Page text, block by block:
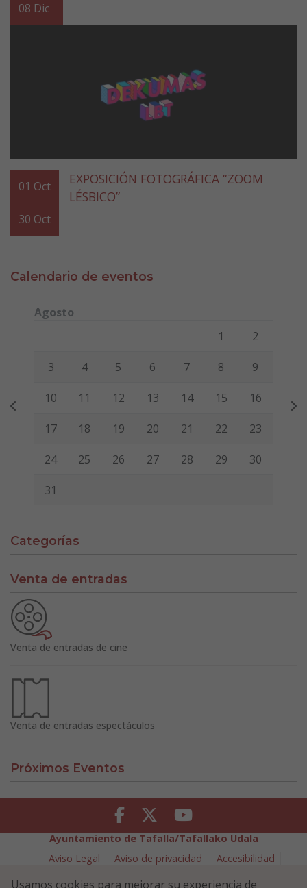
08 Dic
01 Oct
30 Oct
EXPOSICIÓN FOTOGRÁFICA “ZOOM
LÉSBICO”
Calendario de eventos
Agosto
Viernes Sábado
1 2
3 4 5 6 7 8 9
10 11 12 13 14 15 16
17 18 19 20 21 22 23
24 25 26 27 28 29 30
31
Categorías
Venta de entradas
Venta de entradas de cine
Venta de entradas espectáculos
Próximos Eventos
Facebook Twitter Youtube
Ayuntamiento de Tafalla/Tafallako Udala
Aviso Legal
Aviso de privacidad
Accesibilidad
Usamos cookies para mejorar su experiencia de